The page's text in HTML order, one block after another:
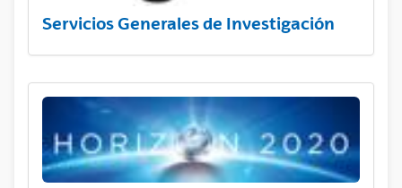
Servicios Generales de Investigación